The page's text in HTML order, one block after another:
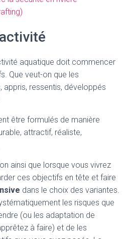
aquatique doit commencer
Que veut-on que les
appris, ressentis, développés
être formulés de manière
attractif, réaliste,
ainsi que lorsque vous vivrez
ces objectifs en tête et faire
dans le choix des variantes.
les risques que
(ou les adaptation de
à faire) et de les